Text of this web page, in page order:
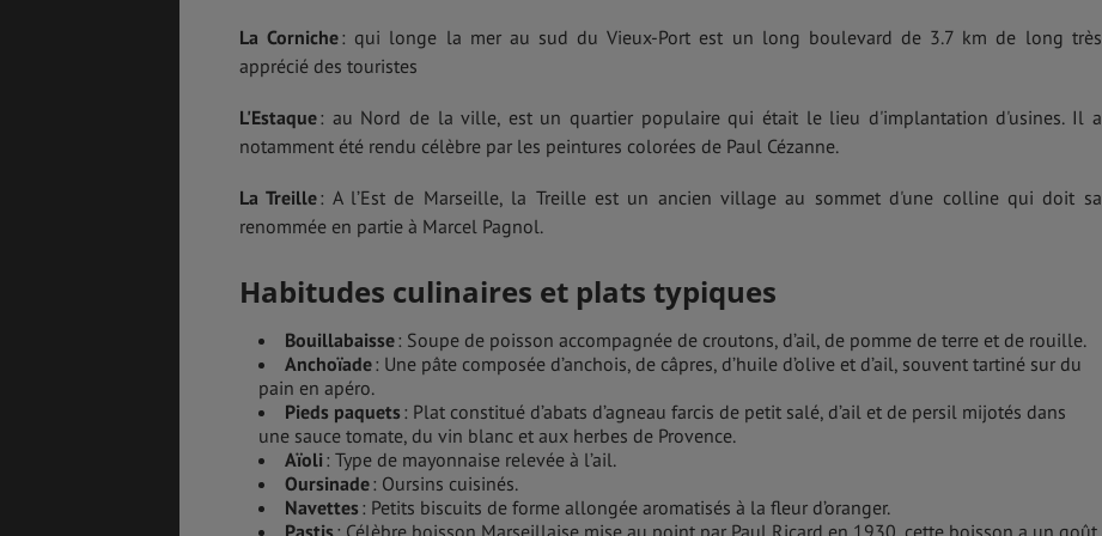
La Corniche: qui longe la mer au sud du Vieux-Port est un long boulevard de 3.7 km de long très
apprécié des touristes
L'Estaque: au Nord de la ville, est un quartier populaire qui était le lieu d'implantation d'usines. Il a
notamment été rendu célèbre par les peintures colorées de Paul Cézanne.
La Treille: A l’Est de Marseille, la Treille est un ancien village au sommet d'une colline qui doit sa
renommée en partie à Marcel Pagnol.
Habitudes culinaires et plats typiques
Bouillabaisse: Soupe de poisson accompagnée de croutons, d’ail, de pomme de terre et de rouille.
Anchoïade: Une pâte composée d’anchois, de câpres, d’huile d’olive et d’ail, souvent tartiné sur du
pain en apéro.
Pieds paquets: Plat constitué d’abats d’agneau farcis de petit salé, d’ail et de persil mijotés dans
une sauce tomate, du vin blanc et aux herbes de Provence.
Aïoli: Type de mayonnaise relevée à l’ail.
Oursinade: Oursins cuisinés.
Navettes: Petits biscuits de forme allongée aromatisés à la fleur d’oranger.
Pastis: Célèbre boisson Marseillaise mise au point par Paul Ricard en 1930, cette boisson a un goût